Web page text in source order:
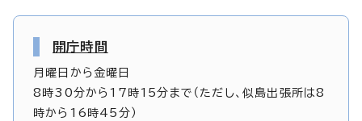
開庁時間
月曜日から金曜日
8時30分から17時15分まで（ただし、似島出張所は8
時から16時45分）